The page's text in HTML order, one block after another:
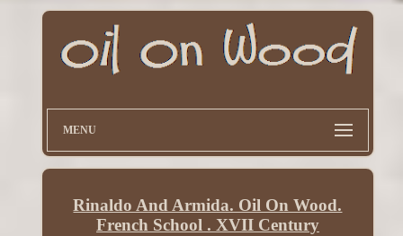
MENU
Rinaldo And Armida. Oil On Wood.
French School . XVII Century